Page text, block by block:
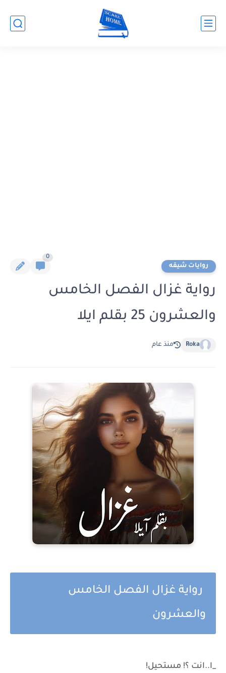
روايات شيقه
0
رواية غزال الفصل الخامس
والعشرون 25 بقلم ايلا
Roka منذ عام
رواية غزال الفصل الخامس
والعشرون
_ا..انت ؟! مستحيل!